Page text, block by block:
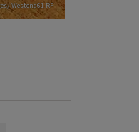
Westend61 RF